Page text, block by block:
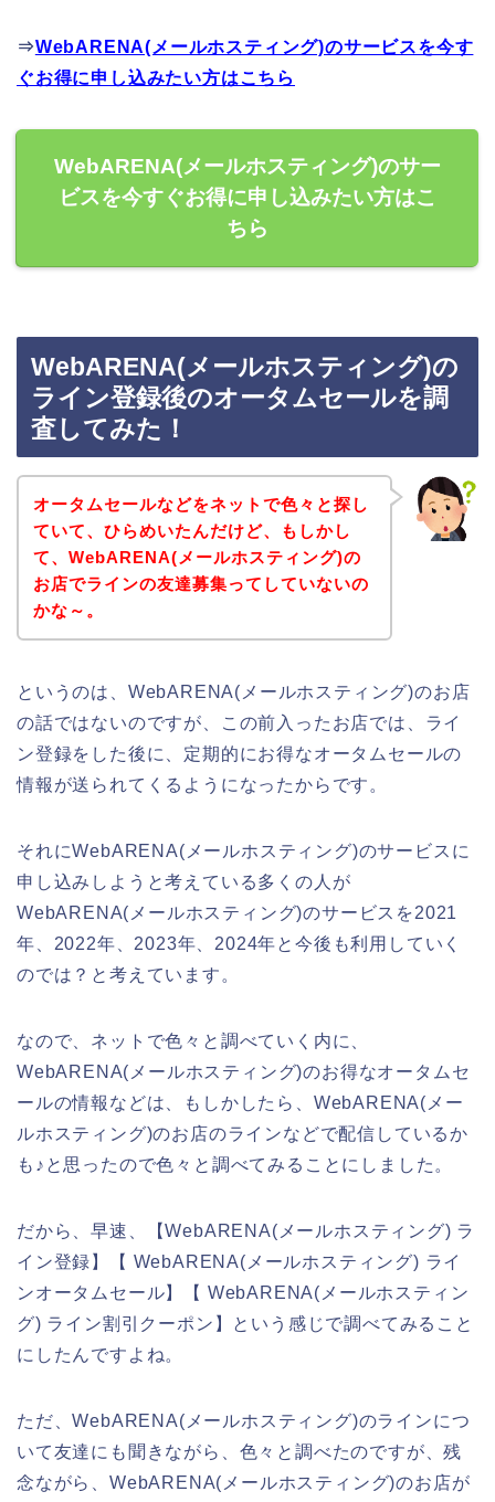
⇒WebARENA(メールホスティング)のサービスを今す
ぐお得に申し込みたい方はこちら
WebARENA(メールホスティング)のサー
ビスを今すぐお得に申し込みたい方はこ
ちら
WebARENA(メールホスティング)の
ライン登録後のオータムセールを調
査してみた！
オータムセールなどをネットで色々と探し
ていて、ひらめいたんだけど、もしかし
て、WebARENA(メールホスティング)の
お店でラインの友達募集ってしていないの
かな～。
というのは、WebARENA(メールホスティング)のお店
の話ではないのですが、この前入ったお店では、ライ
ン登録をした後に、定期的にお得なオータムセールの
情報が送られてくるようになったからです。
それにWebARENA(メールホスティング)のサービスに
申し込みしようと考えている多くの人が
WebARENA(メールホスティング)のサービスを2021
年、2022年、2023年、2024年と今後も利用していく
のでは？と考えています。
なので、ネットで色々と調べていく内に、
WebARENA(メールホスティング)のお得なオータムセ
ールの情報などは、もしかしたら、WebARENA(メー
ルホスティング)のお店のラインなどで配信しているか
も♪と思ったので色々と調べてみることにしました。
だから、早速、【WebARENA(メールホスティング) ラ
イン登録】【 WebARENA(メールホスティング) ライ
ンオータムセール】【 WebARENA(メールホスティン
グ) ライン割引クーポン】という感じで調べてみること
にしたんですよね。
ただ、WebARENA(メールホスティング)のラインにつ
いて友達にも聞きながら、色々と調べたのですが、残
念ながら、WebARENA(メールホスティング)のお店が